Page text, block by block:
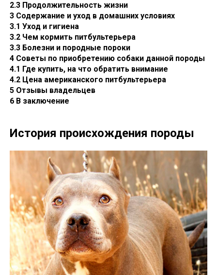
2.3 Продолжительность жизни
3 Содержание и уход в домашних условиях
3.1 Уход и гигиена
3.2 Чем кормить питбультерьера
3.3 Болезни и породные пороки
4 Советы по приобретению собаки данной породы
4.1 Где купить, на что обратить внимание
4.2 Цена американского питбультерьера
5 Отзывы владельцев
6 В заключение
История происхождения породы